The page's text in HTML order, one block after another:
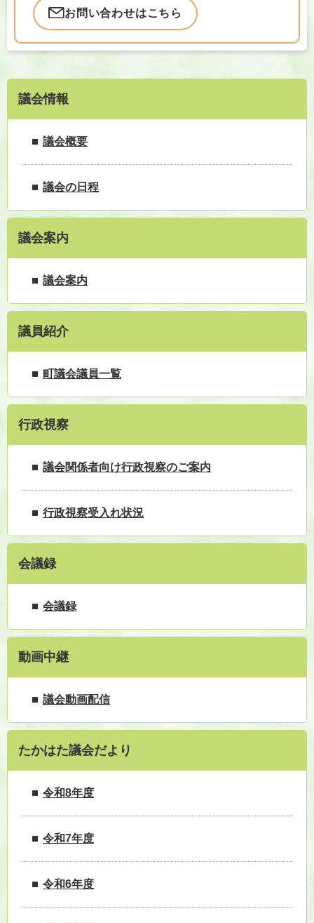
お問い合わせはこちら
議会情報
議会概要
議会の日程
議会案内
議会案内
議員紹介
町議会議員一覧
行政視察
議会関係者向け行政視察のご案内
行政視察受入れ状況
会議録
会議録
動画中継
議会動画配信
たかはた議会だより
令和8年度
令和7年度
令和6年度